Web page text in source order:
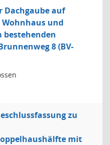
Dachgaube auf
Wohnhaus und
bestehenden
8 (BV-
zu
mit